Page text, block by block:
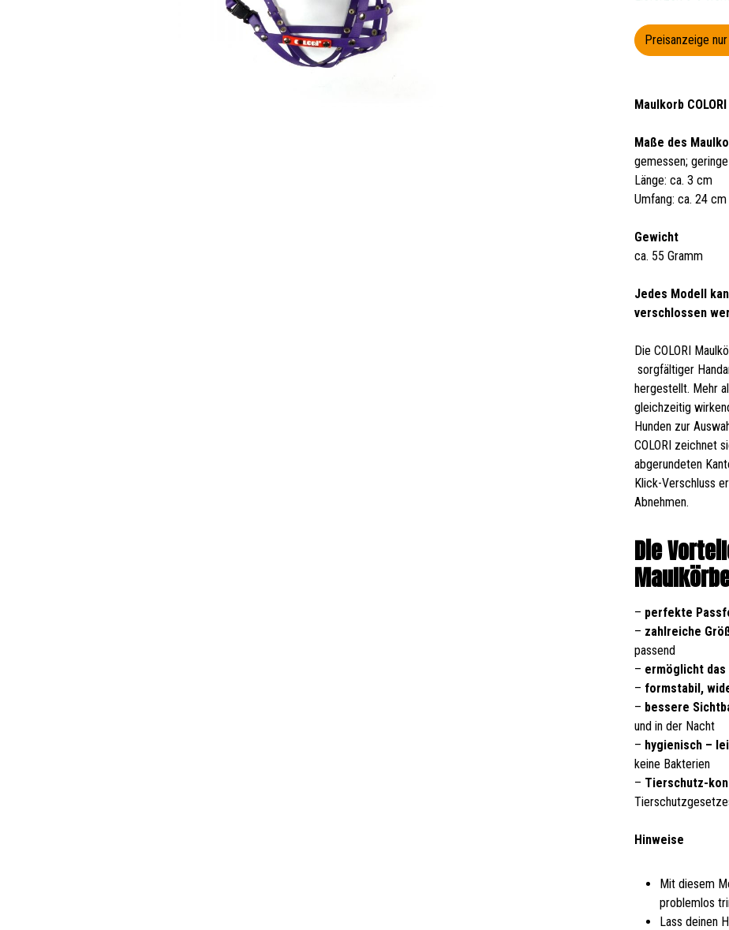
Preisanzeige
Maulkorb
Maße des
gemessen;
Länge: ca. 3 cm
Umfang: ca. 24 cm
Gewicht
ca. 55 Gramm
Jedes Modell
verschlossen
Die COLORI
sorgfältiger
hergestellt. Mehr
gleichzeitig
Hunden zur
COLORI zeichnet
abgerundeten
Klick-Verschluss
Abnehmen.
Die
– perfekte
– zahlreiche
passend
– ermöglicht das
– formstabil,
– bessere
und in der Nacht
– hygienisch –
keine Bakterien
– Tierschutz-
Hinweise
Mit diesem
problemlos
Lass deinen